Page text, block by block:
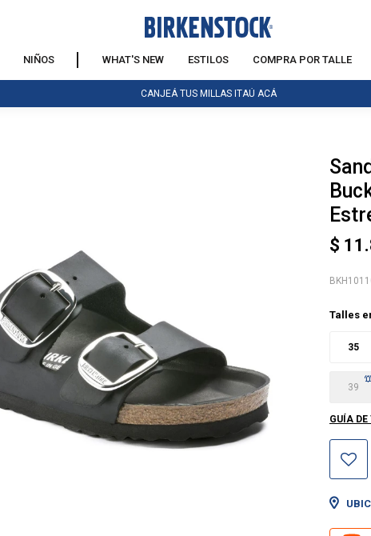
NIÑOS WHAT'S NEW ESTILOS COMPRA POR TALLE
CANJEÁ TUS MILLAS ITAÚ ACÁ
$
Talles
35
39
GUÍA